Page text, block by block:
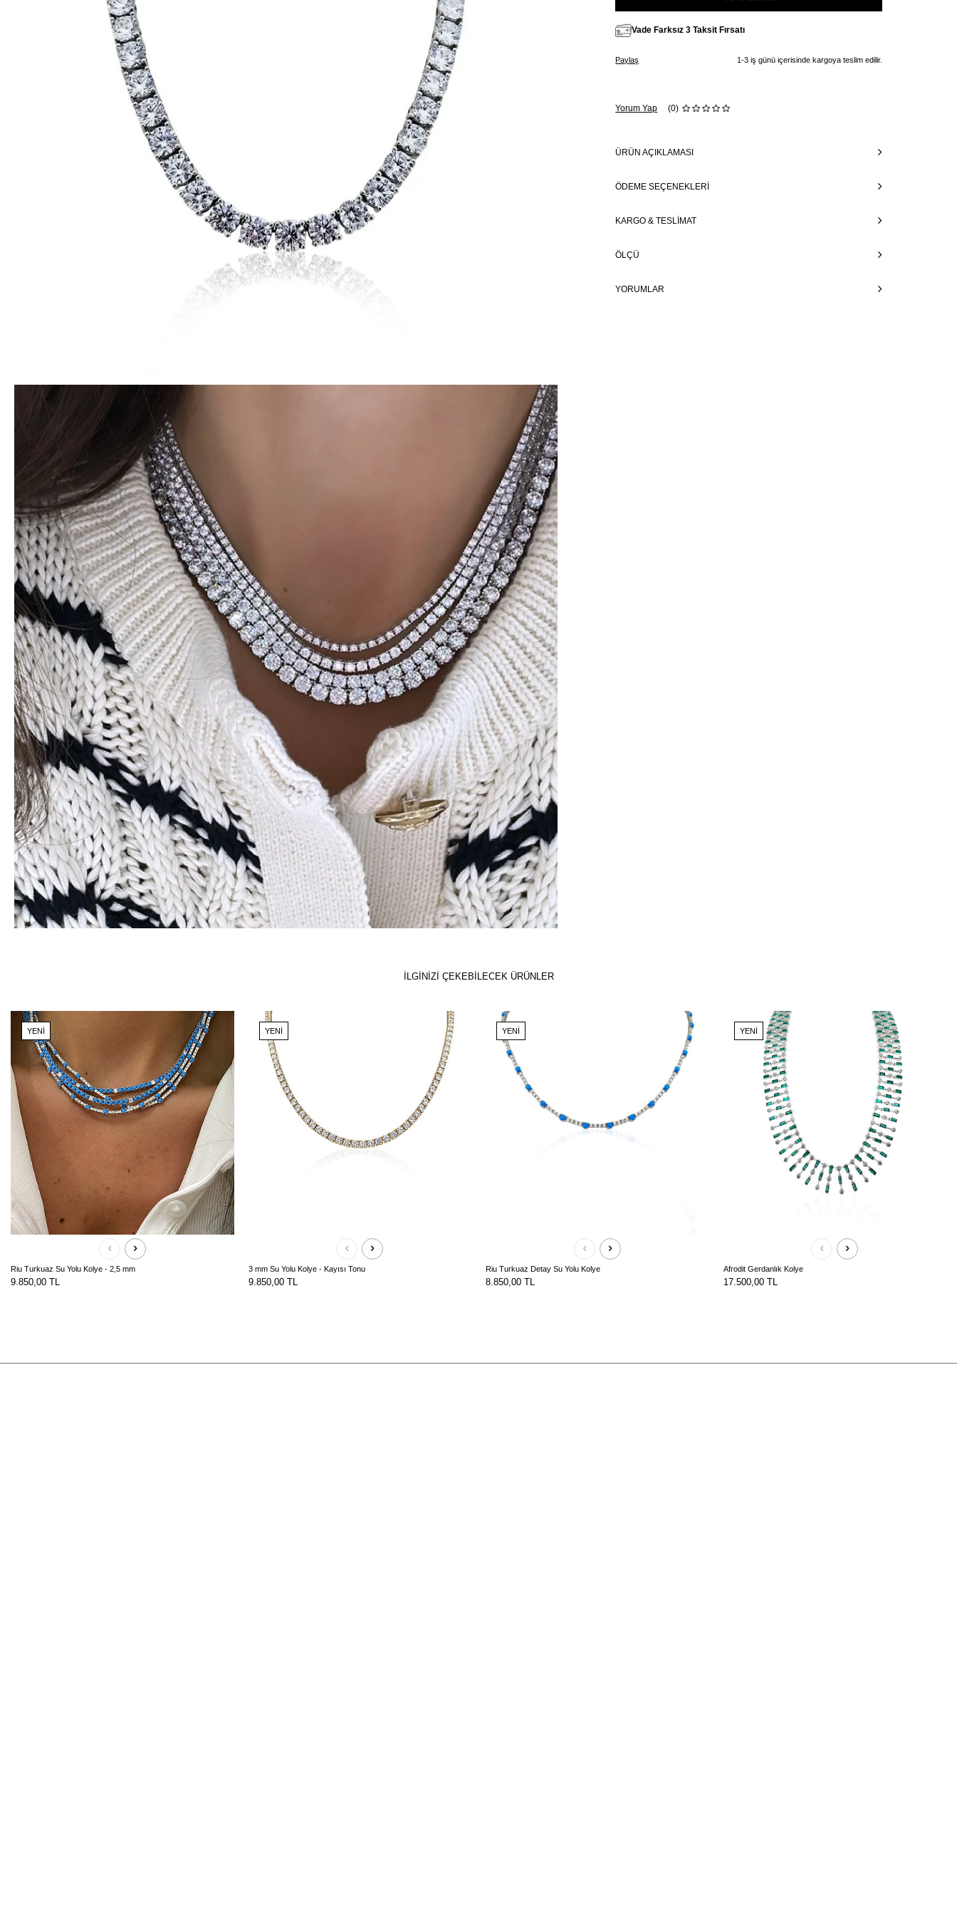
Vade Farksız 3 Taksit Fırsatı
Paylaş 1-3 iş günü içerisinde kargoya teslim edilir.
Yorum Yap (0)
ÜRÜN AÇIKLAMASI
ÖDEME SEÇENEKLERI
KARGO & TESLIMAT
ÖLÇÜ
YORUMLAR
İLGİNİZİ ÇEKEBİLECEK ÜRÜNLER
YENI
Riu Turkuaz Su Yolu Kolye - 2,5 mm
9.850,00 TL
YENI
3 mm Su Yolu Kolye - Kayısı Tonu
9.850,00TL
YENI
Riu Turkuaz Detay Su Yolu Kolye
8.850,00 TL
YENI
Afrodit Gerdanlık Kolye
17.500,00TL